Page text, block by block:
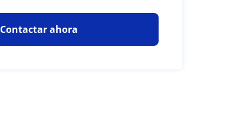
Contactar ahora